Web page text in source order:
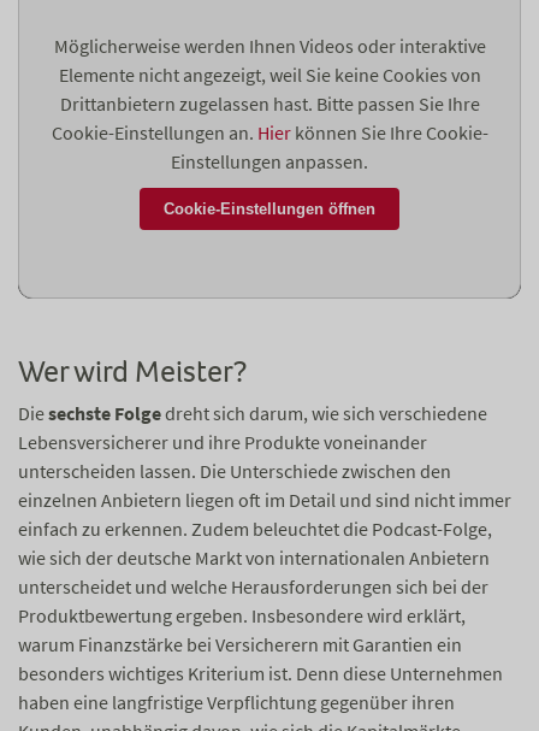
Möglicherweise werden Ihnen Videos oder interaktive
Elemente nicht angezeigt, weil Sie keine Cookies von
Drittanbietern zugelassen hast. Bitte passen Sie Ihre
Cookie-Einstellungen an. Hierkönnen Sie Ihre Cookie-
Einstellungen anpassen.
Cookie-Einstellungen öffnen
Wer wird Meister?
Diesechste Folgedreht sich darum, wie sich verschiedene
Lebensversicherer und ihre Produkte voneinander
unterscheiden lassen. Die Unterschiede zwischen den
einzelnen Anbietern liegen oft im Detail und sind nicht immer
einfach zu erkennen. Zudem beleuchtet die Podcast-Folge,
wie sich der deutsche Markt von internationalen Anbietern
unterscheidet und welche Herausforderungen sich bei der
Produktbewertung ergeben. Insbesondere wird erklärt,
warum Finanzstärke bei Versicherern mit Garantien ein
besonders wichtiges Kriterium ist. Denn diese Unternehmen
haben eine langfristige Verpflichtung gegenüber ihren